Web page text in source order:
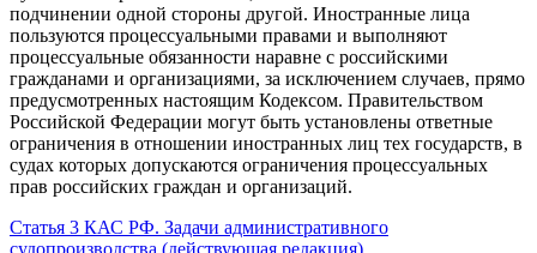
подчинении одной стороны другой. Иностранные лица
пользуются процессуальными правами и выполняют
процессуальные обязанности наравне с российскими
гражданами и организациями, за исключением случаев, прямо
предусмотренных настоящим Кодексом. Правительством
Российской Федерации могут быть установлены ответные
ограничения в отношении иностранных лиц тех государств, в
судах которых допускаются ограничения процессуальных
прав российских граждан и организаций.
Статья 3 КАС РФ. Задачи административного
судопроизводства (действующая редакция)